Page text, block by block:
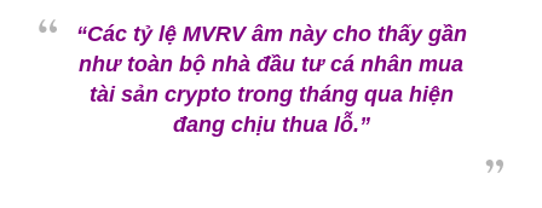
“Các tỷ lệ MVRV âm này cho thấy gần
như toàn bộ nhà đầu tư cá nhân mua
tài sản crypto trong tháng qua hiện
đang chịu thua lỗ.”